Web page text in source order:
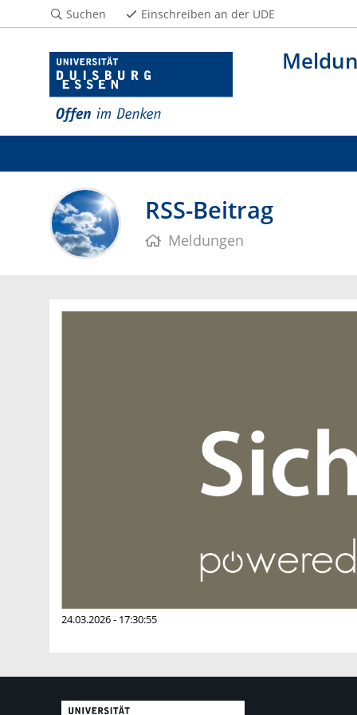
Suchen Einschreiben an der UDE
RSS-Beitrag
Meldungen
24.03.2026 - 17:30:55